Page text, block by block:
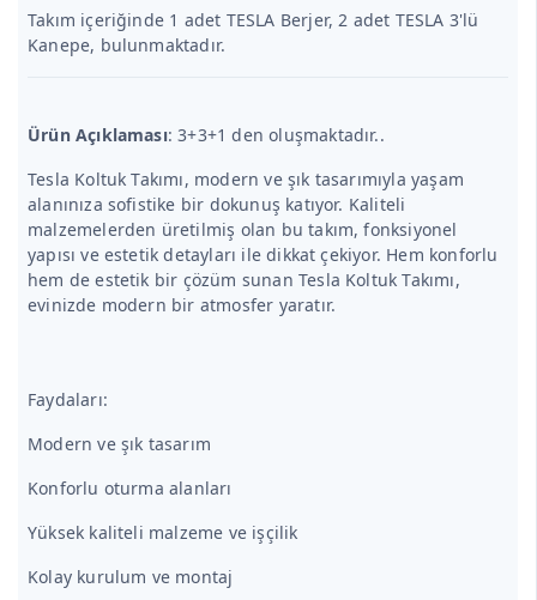
Takım içeriğinde 1 adet TESLA Berjer, 2 adet TESLA 3'lü
Kanepe, bulunmaktadır.
Ürün Açıklaması: 3+3+1 den oluşmaktadır..
Tesla Koltuk Takımı, modern ve şık tasarımıyla yaşam
alanınıza sofistike bir dokunuş katıyor. Kaliteli
malzemelerden üretilmiş olan bu takım, fonksiyonel
yapısı ve estetik detayları ile dikkat çekiyor. Hem konforlu
hem de estetik bir çözüm sunan Tesla Koltuk Takımı,
evinizde modern bir atmosfer yaratır.
Faydaları:
Modern ve şık tasarım
Konforlu oturma alanları
Yüksek kaliteli malzeme ve işçilik
Kolay kurulum ve montaj